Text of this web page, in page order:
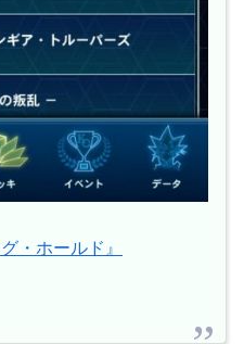
・ホールド』